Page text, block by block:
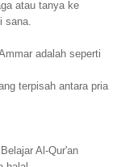
atau tanya ke
sana.
adalah seperti
terpisah antara pria
Al-Qur'an